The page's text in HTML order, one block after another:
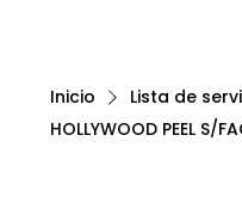
Inicio
Lista de
HOLLYWOOD PEEL S/